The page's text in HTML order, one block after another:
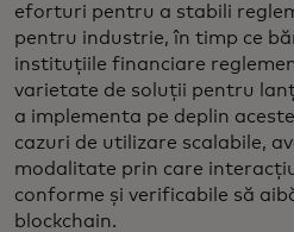
eforturi pentru a stabili
pentru industrie, în timp ce
instituțiile financiare
varietate de soluții pentru
a implementa pe deplin
cazuri de utilizare scalabile,
modalitate prin care
conforme și verificabile să
blockchain.